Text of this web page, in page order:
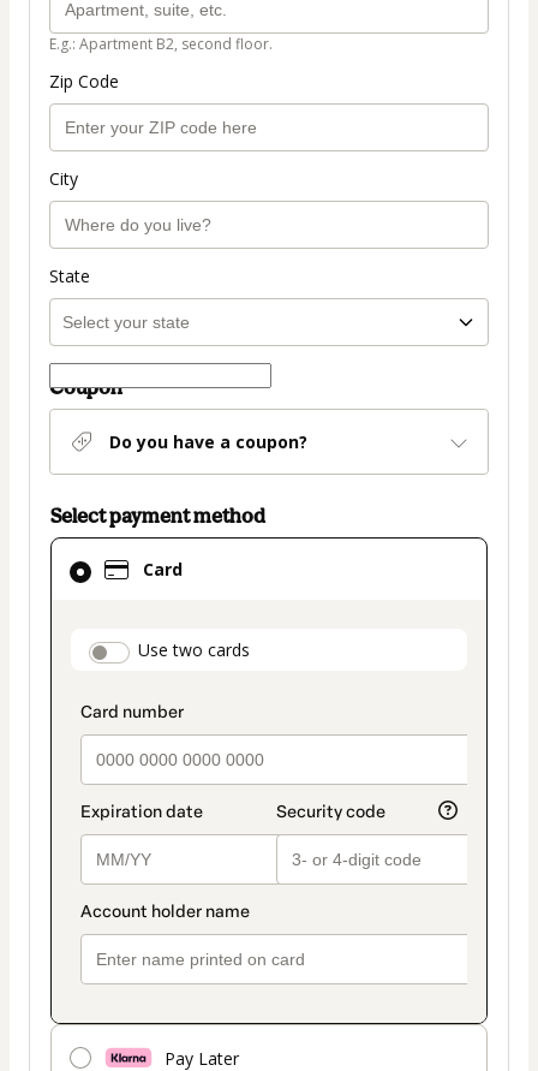
E.g.: Apartment B2, second floor.
Zip Code
City
State
Coupon
Do you have a coupon?
Select payment method
Card
payment_data.section_title_v2
Use two cards
Pay Later
Card
selected
method